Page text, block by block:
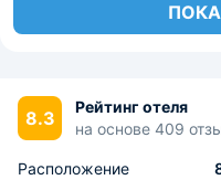
8.3
Рейтинг отеля
на основе 409
Расположение